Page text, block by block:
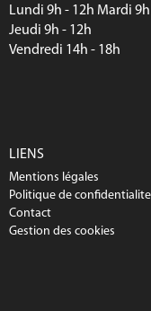
Lundi 9h - 12h Mardi
Jeudi 9h - 12h
Vendredi 14h - 18h
LIENS
Mentions légales
Politique de confidentialite
Contact
Gestion des cookies